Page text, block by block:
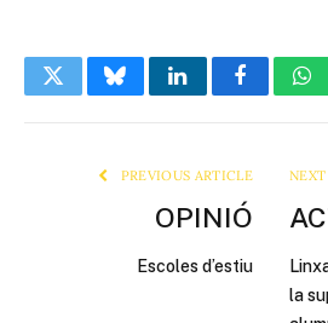
TwitterBlueskyLinkedInFacebook
PREVIOUS ARTICLE
OPINIÓ
Escoles d’estiu
la